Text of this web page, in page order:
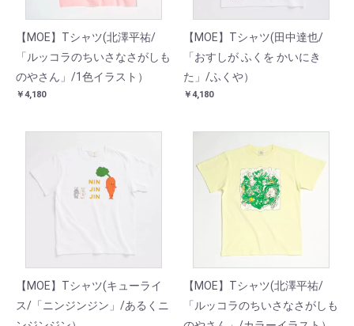
【MOE】Tシャツ(北澤平祐/
「ルッコラのちいさなさがしも
のやさん」/1色イラスト）
￥4,180
【MOE】Tシャツ(田中達也/
「おすしが ふくを かいにき
た」/ふくや）
￥4,180
【MOE】Tシャツ(キューライ
ス/「ニンジンジン」/あるくニ
【MOE】Tシャツ(北澤平祐/
「ルッコラのちいさなさがしも